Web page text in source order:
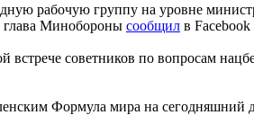
рабочую группу на уровне
глава Минобороны сообщил в Facebook
встрече советников по вопросам
Формула мира на сегодняшний